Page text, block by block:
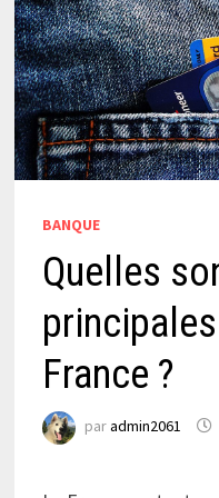
BANQUE
Quelles
France ?
paradmin2061